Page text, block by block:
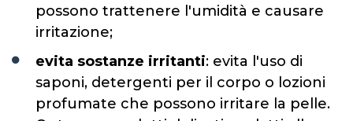
possono trattenere l'umidità e causare
irritazione;
evita sostanze irritanti: evita l'uso di
saponi, detergenti per il corpo o lozioni
profumate che possono irritare la pelle.